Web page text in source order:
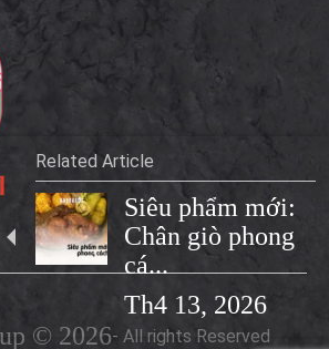
Related Article
Siêu phẩm mới:
Chân giò phong
cá...
Th4 13, 2026
© 2026- All rights Reserved